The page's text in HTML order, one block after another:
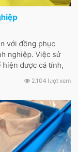
với đồng phục
nghiệp. Việc sử
hiện được cá tính,
hàng. Không
nêu cao tinh thần
2.104 lượt xem